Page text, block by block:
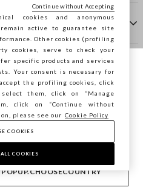
04240010274 - Εταιρικό
-
Ελλάδας, θέλετε
σας;
Ελλάδα
cookies and anonymous
active to guarantee site
Other cookies (profiling
cookies, serve to check your
specific products and services
Your consent is necessary for
the profiling cookies, click
them, click on “Manage
click on “Continue without
please see our Cookie Policy
COOKIES
COOKIES
Continue without Accepting